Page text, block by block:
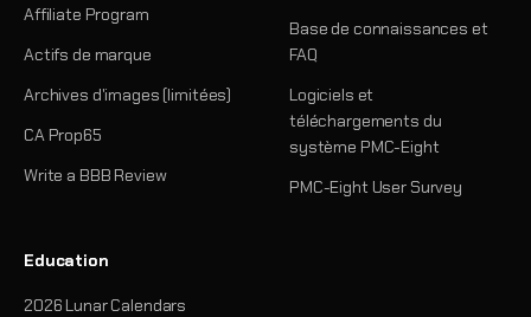
Affiliate Program
Actifs de marque
Archives d'images (limitées)
CA Prop65
Write a BBB Review
Base de connaissances et
FAQ
Logiciels et
téléchargements du
système PMC-Eight
PMC-Eight User Survey
Education
2026 Lunar Calendars